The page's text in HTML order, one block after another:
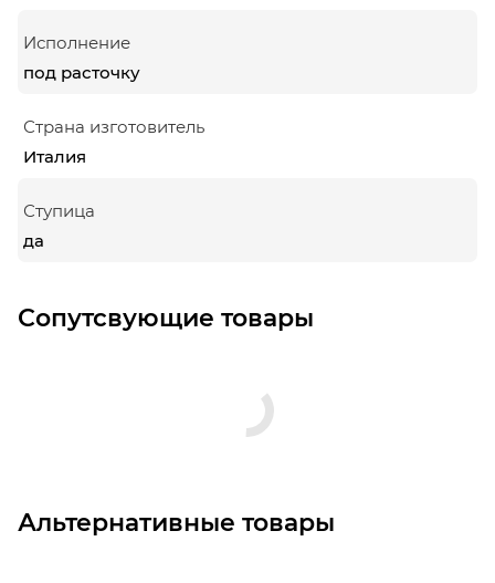
Исполнение
под расточку
Страна изготовитель
Италия
Ступица
да
Сопутсвующие товары
Альтернативные товары